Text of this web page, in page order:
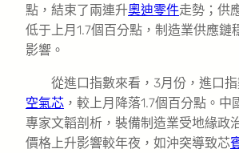
點，結束了兩連升奧迪零件走勢；供
低于上月1.7個百分點，制造業供應鏈
影響。
從進口指數來看，3月份，進口
空氣芯 ，較上月降落1.7個百分點。中
專家文韜剖析，裝備制造業受地緣政
價格上升影響較年夜，如沖突導致芯